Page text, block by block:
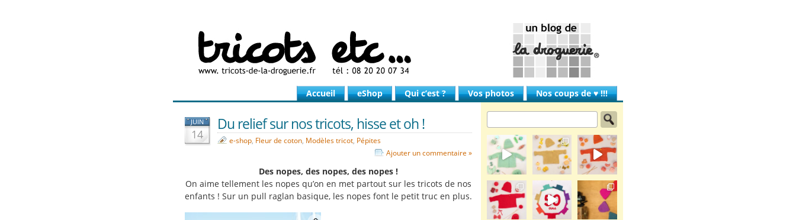
Accueil eShop Qui c’est ? Vos photos Nos coups de ♥ !!!
JUIN
14
Du relief sur nos tricots, hisse et oh !
e-shop, Fleur de coton, Modèles tricot, Pépites
Ajouter un commentaire »
Des nopes, des nopes, des nopes !
On aime tellement les nopes qu’on en met partout sur les tricots de nos
enfants ! Sur un pull raglan basique, les nopes font le petit truc en plus.